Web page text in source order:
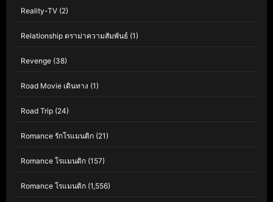
Reality-TV (2)
Relationship ดราม่าความสัมพันธ์ (1)
Revenge (38)
Road Movie เดินทาง (1)
Road Trip (24)
Romance รักโรแมนติก (21)
Romance โรแมนติก (157)
Romance โรแมนติก (1,556)